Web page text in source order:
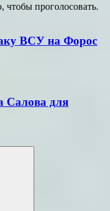
чтобы проголосовать.
ВСУ на Форос
Салова для